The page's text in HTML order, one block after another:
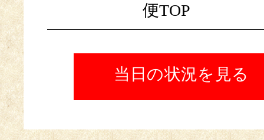
便TOP
当日の状況を見る